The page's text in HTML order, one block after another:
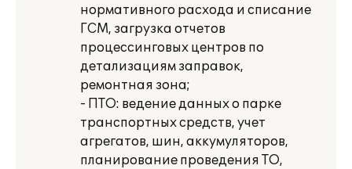
нормативного расхода и списание
ГСМ, загрузка отчетов
процессинговых центров по
детализациям заправок,
ремонтная зона;
- ПТО: ведение данных о парке
транспортных средств, учет
агрегатов, шин, аккумуляторов,
планирование проведения ТО,